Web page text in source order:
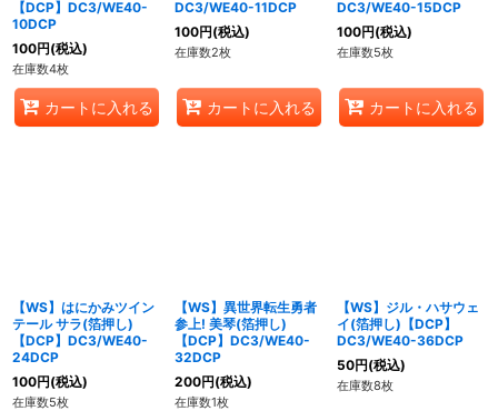
【DCP】DC3/WE40-
10DCP
100円(税込)
在庫数4枚
カートに入れる
DC3/WE40-11DCP
100円(税込)
在庫数2枚
カートに入れる
DC3/WE40-15DCP
100円(税込)
在庫数5枚
カートに入れる
【WS】はにかみツイン
テール サラ(箔押し)
【DCP】DC3/WE40-
24DCP
100円(税込)
在庫数5枚
【WS】異世界転生勇者
参上! 美琴(箔押し)
【DCP】DC3/WE40-
32DCP
200円(税込)
在庫数1枚
【WS】ジル・ハサウェ
イ(箔押し)【DCP】
DC3/WE40-36DCP
50円(税込)
在庫数8枚